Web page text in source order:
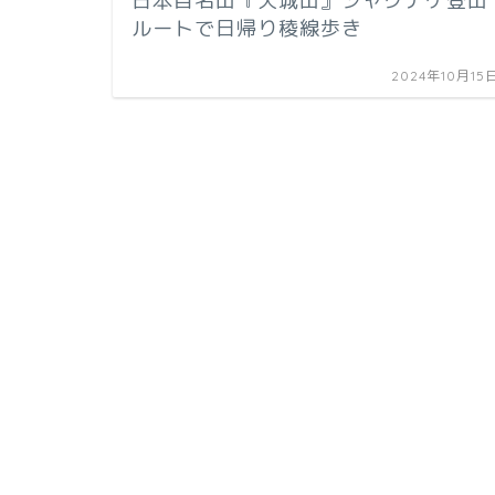
ルートで日帰り稜線歩き
2024年10月15